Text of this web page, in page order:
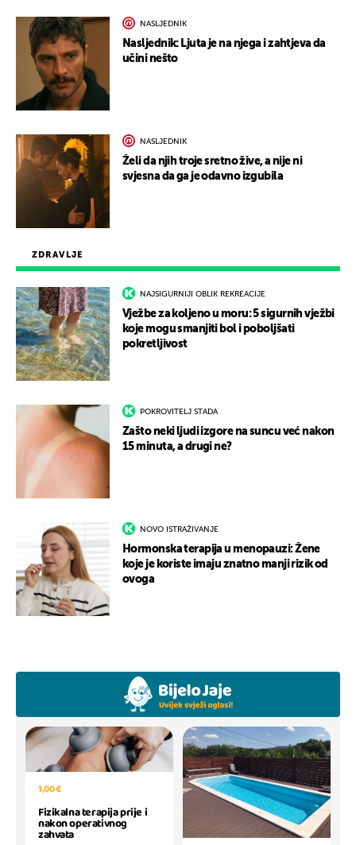
ZDRAVLJE
NAJSIGURNIJI OBLIK REKREACIJE
Vježbe za koljeno u moru: 5 sigurnih vježbi
koje mogu smanjiti bol i poboljšati
pokretljivost
POKROVITELJ STADA
Zašto neki ljudi izgore na suncu već nakon
15 minuta, a drugi ne?
NOVO ISTRAŽIVANJE
Hormonska terapija u menopauzi: Žene
koje je koriste imaju znatno manji rizik od
ovoga
NASLJEDNIK
Nasljednik: Ljuta je na njega i zahtjeva da
učini nešto
NASLJEDNIK
Želi da njih troje sretno žive, a nije ni
svjesna da ga je odavno izgubila
1,00 €
Fizikalna terapija prije i
nakon operativnog
zahvata